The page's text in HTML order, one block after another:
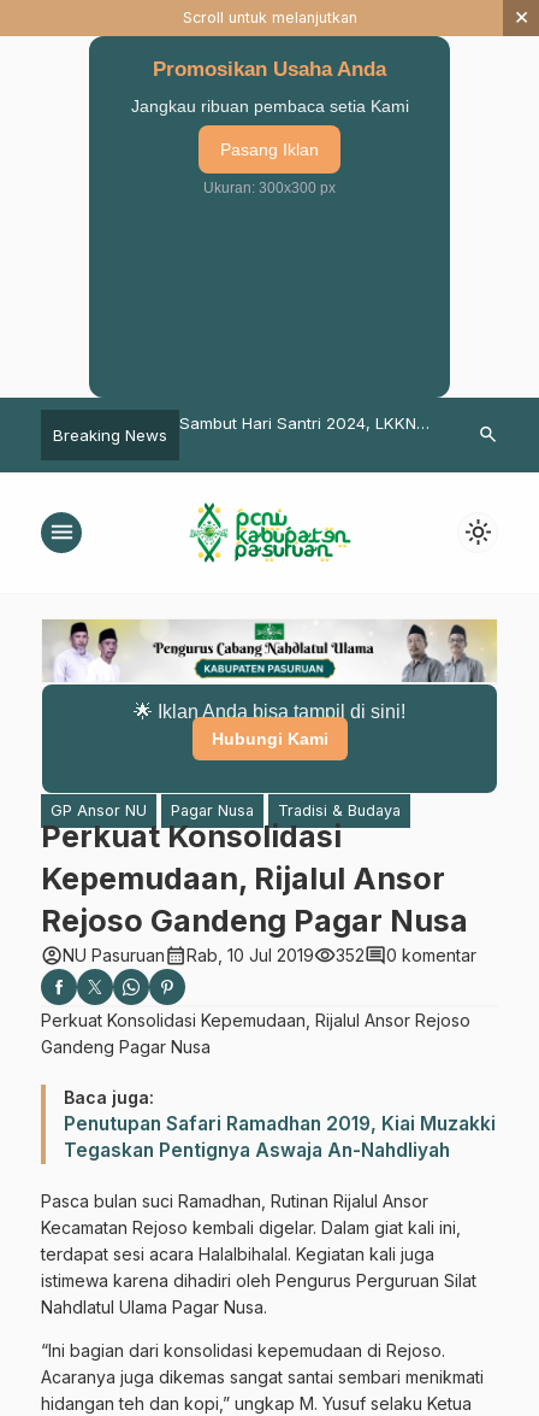
Scroll untuk melanjutkan ×
Promosikan Usaha Anda
Jangkau ribuan pembaca setia Kami
Pasang Iklan
Ukuran: 300x300 px
Breaking News
Sambut Hari Santri 2024, LKKNU
Bertajuk Nikmat Pon
Sambut 1
Gebyar
search
menu light_mode
🌟 Iklan Anda bisa tampil di sini!
Hubungi Kami
GP Ansor NU Pagar Nusa Tradisi & Budaya
Perkuat Konsolidasi
Kepemudaan, Rijalul Ansor
Rejoso Gandeng Pagar Nusa
account_circleNU Pasuruancalendar_monthRab, 10 Jul 2019visibility352comment0 komentar
Perkuat Konsolidasi Kepemudaan, Rijalul Ansor Rejoso
Gandeng Pagar Nusa
Baca juga:
Penutupan Safari Ramadhan 2019, Kiai Muzakki
Tegaskan Pentignya Aswaja An-Nahdliyah
Pasca bulan suci Ramadhan, Rutinan Rijalul Ansor
Kecamatan Rejoso kembali digelar. Dalam giat kali ini,
terdapat sesi acara Halalbihalal. Kegiatan kali juga
istimewa karena dihadiri oleh Pengurus Perguruan Silat
Nahdlatul Ulama Pagar Nusa.
“Ini bagian dari konsolidasi kepemudaan di Rejoso.
Acaranya juga dikemas sangat santai sembari menikmati
hidangan teh dan kopi,” ungkap M. Yusuf selaku Ketua